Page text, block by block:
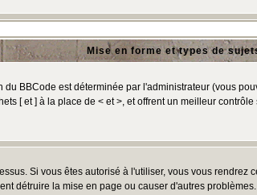
Mise en forme et types de
BBCode est déterminée par l'administrateur (vous
[ et ] à la place de < et >, et offrent un meilleur
Si vous êtes autorisé à l'utiliser, vous vous
détruire la mise en page ou causer d'autres